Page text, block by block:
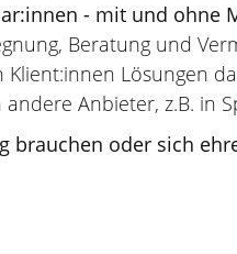
- mit und ohne
Beratung und
Lösungen
Anbieter, z.B. in
brauchen oder sich